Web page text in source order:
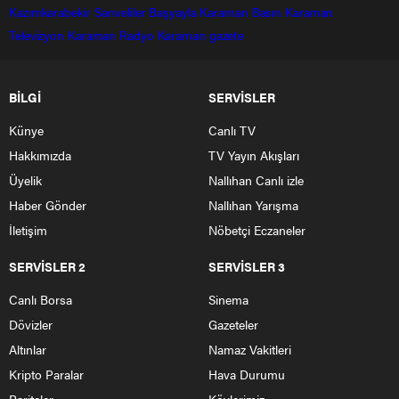
Kazımkarabekir Sarıveliler Başyayla Karaman Basın Karaman
Televizyon Karaman Radyo Karaman gazete
BİLGİ
Künye
Hakkımızda
Üyelik
Haber Gönder
İletişim
SERVİSLER
Canlı TV
TV Yayın Akışları
Nallıhan Canlı izle
Nallıhan Yarışma
Nöbetçi Eczaneler
SERVİSLER 2
Canlı Borsa
Dövizler
Altınlar
Kripto Paralar
SERVİSLER 3
Sinema
Gazeteler
Namaz Vakitleri
Hava Durumu